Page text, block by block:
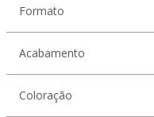
Formato
Acabamento
Coloração